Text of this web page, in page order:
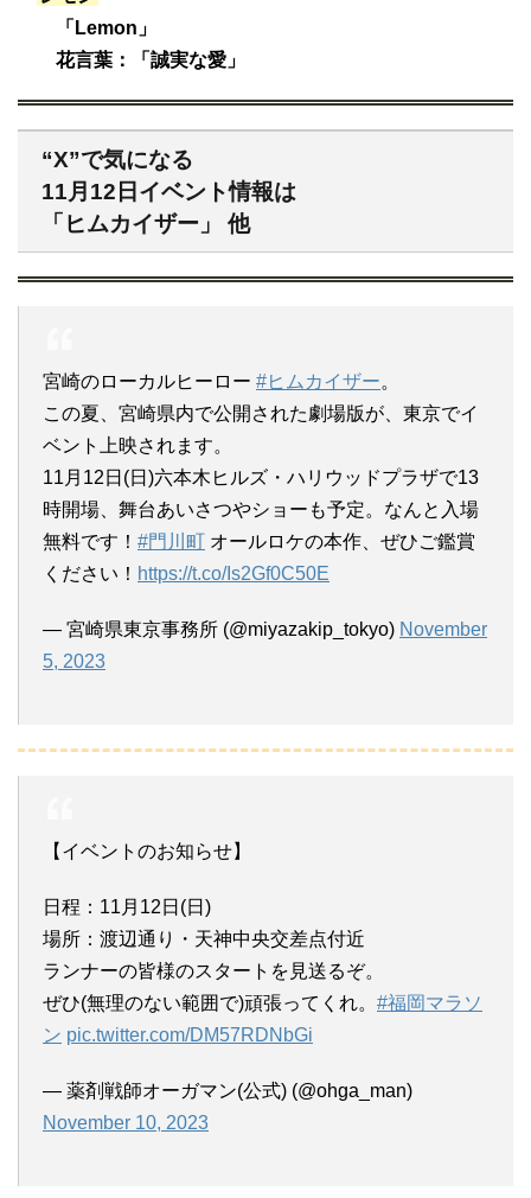
「Lemon」
花言葉：「誠実な愛」
“X”で気になる
11月12日イベント情報は
「ヒムカイザー」 他
宮崎のローカルヒーロー #ヒムカイザー。
この夏、宮崎県内で公開された劇場版が、東京でイ
ベント上映されます。
11月12日(日)六本木ヒルズ・ハリウッドプラザで13
時開場、舞台あいさつやショーも予定。なんと入場
無料です！ #門川町 オールロケの本作、ぜひご鑑賞
ください！ https://t.co/Is2Gf0C50E
— 宮崎県東京事務所 (@miyazakip_tokyo) November
5, 2023
【イベントのお知らせ】
日程：11月12日(日)
場所：渡辺通り・天神中央交差点付近
ランナーの皆様のスタートを見送るぞ。
ぜひ(無理のない範囲で)頑張ってくれ。 #福岡マラソ
ン pic.twitter.com/DM57RDNbGi
— 薬剤戦師オーガマン(公式) (@ohga_man)
November 10, 2023